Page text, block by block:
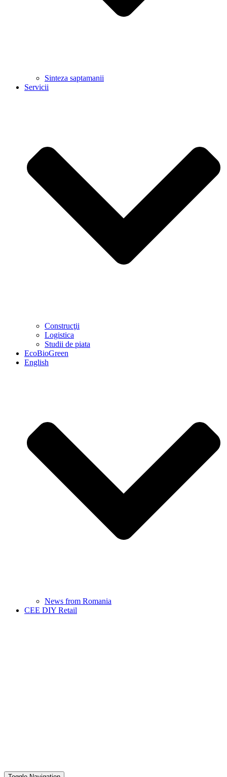
Sinteza saptamanii
Servicii
Construcţii
Logistica
Studii de piata
EcoBioGreen
English
News from Romania
CEE DIY Retail